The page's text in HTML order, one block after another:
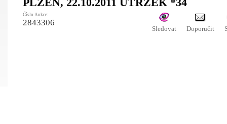
Číslo Aukce:
2843306
Sledovat Doporučit